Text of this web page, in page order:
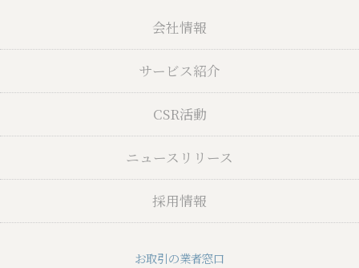
会社情報
サービス紹介
CSR活動
ニュースリリース
採用情報
お取引の業者窓口